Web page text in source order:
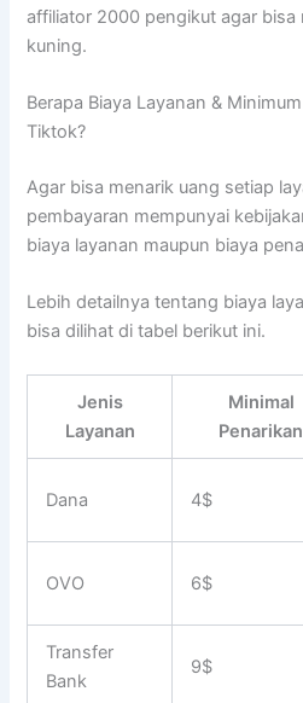
affiliator 2000 pengikut agar bisa
kuning.
Berapa Biaya Layanan &
Tiktok?
Agar bisa menarik uang setiap
pembayaran mempunyai
biaya layanan maupun biaya
Lebih detailnya tentang biaya
bisa dilihat di tabel berikut ini.
Jenis
Layanan
Minimal
Penarikan
Dana 4$
OVO 6$
Transfer
Bank
9$